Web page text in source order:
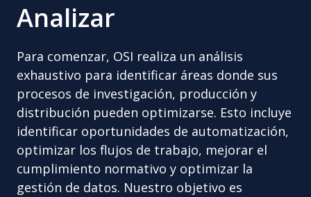
Analizar
Para comenzar, OSI realiza un análisis
exhaustivo para identificar áreas donde sus
procesos de investigación, producción y
distribución pueden optimizarse. Esto incluye
identificar oportunidades de automatización,
optimizar los flujos de trabajo, mejorar el
cumplimiento normativo y optimizar la
gestión de datos. Nuestro objetivo es